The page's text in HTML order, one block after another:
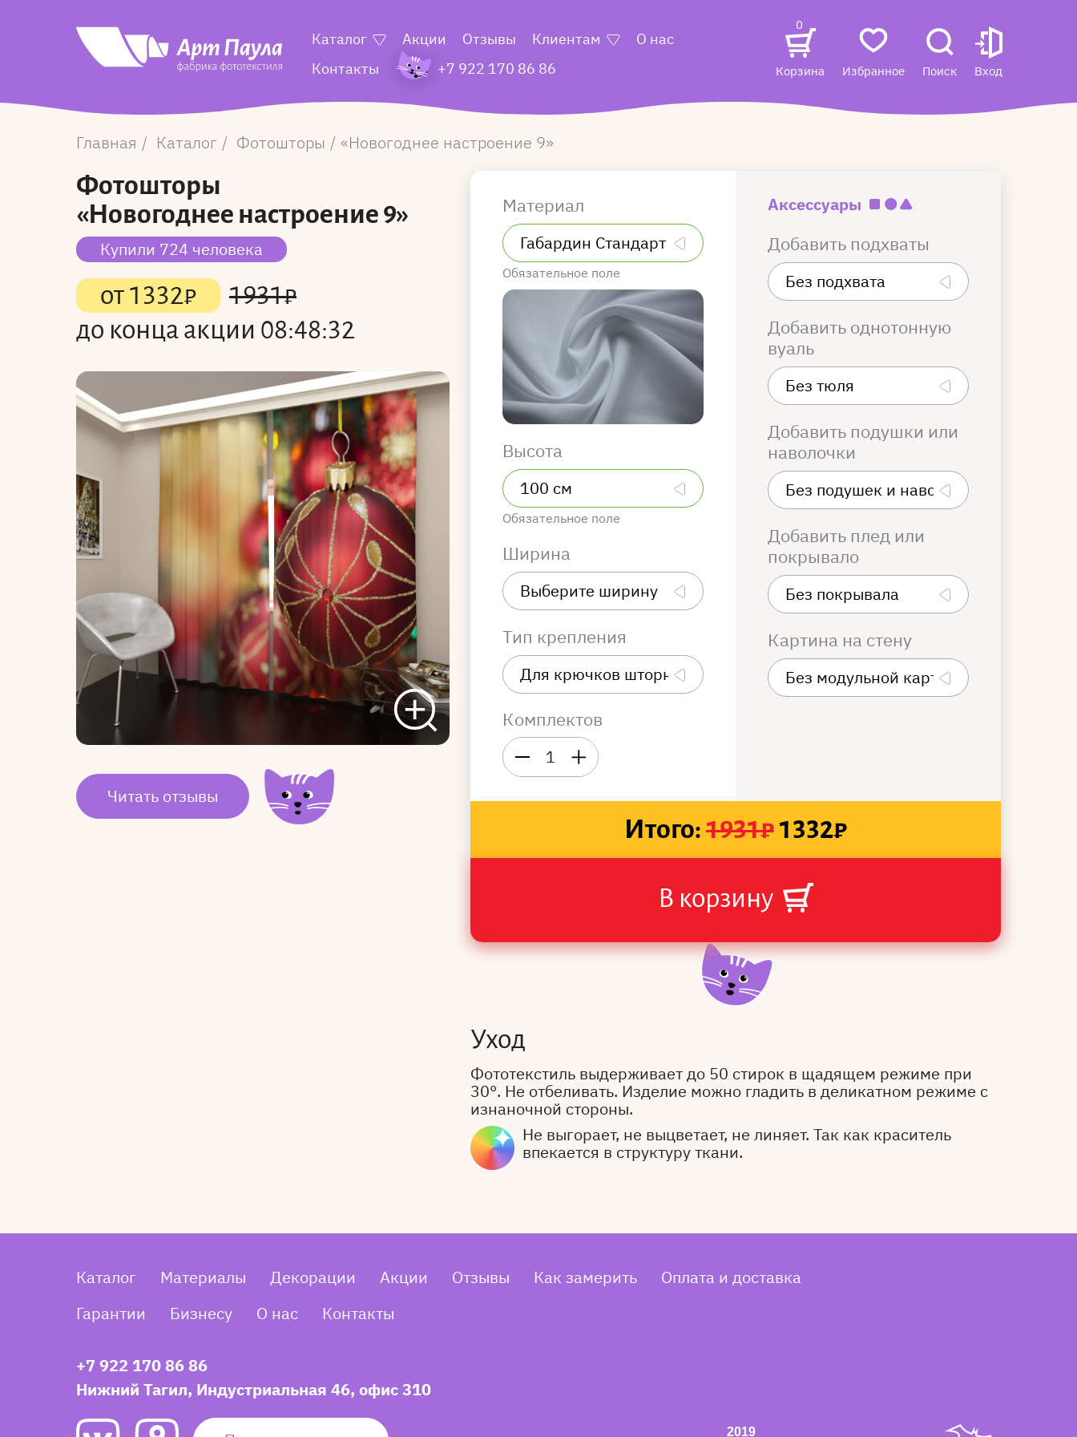
Каталог Акции Отзывы Клиентам
О нас
Контакты
+7 922 170 86 86
0
Корзина Избранное Поиск Вход
Главная Каталог Фотошторы Новогоднее настроение 9
Фотошторы
«Новогоднее настроение 9»
Купили 724 человека
от1332₽ 1931₽
до конца акции 08:48:31
Читать отзывы
Материал
Обязательное поле
Высота
Обязательное поле
Ширина
Тип крепления
Комплектов
1
Аксессуары
Добавить подхваты
Добавить однотонную
вуаль
Добавить подушки или
наволочки
Добавить плед или
покрывало
Картина на стену
Итого:1931₽1332₽
В корзину
Уход
Фототекстиль выдерживает до 50 стирок в щадящем режиме при
30°. Не отбеливать. Изделие можно гладить в деликатном режиме с
изнаночной стороны.
Не выгорает, не выцветает, не линяет. Так как краситель
впекается в структуру ткани.
Каталог Материалы Декорации Акции Отзывы Как замерить
Оплата и доставка
Гарантии
Бизнесу О нас Контакты
+7 922 170 86 86
Нижний Тагил, Индустриальная 46, офис 310